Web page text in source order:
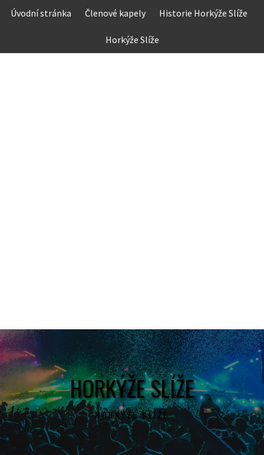
Skip
Úvodní stránka Členové kapely Historie Horkýže Slíže
Horkýže Slíže
HORKÝŽE SLÍŽE
HORKÝŽE SLÍŽE